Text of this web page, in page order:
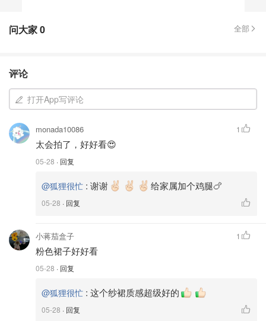
问大家0 全部
评论
打开App写评论
monada10086
太会拍了，好好看😍
05-28 · 回复
1
@狐狸很忙 : 谢谢 给家属加个鸡腿🍗
05-28 · 回复
小蒋茄盒子
粉色裙子好好看
05-28 · 回复
1
@狐狸很忙 : 这个纱裙质感超级好的
05-28 · 回复